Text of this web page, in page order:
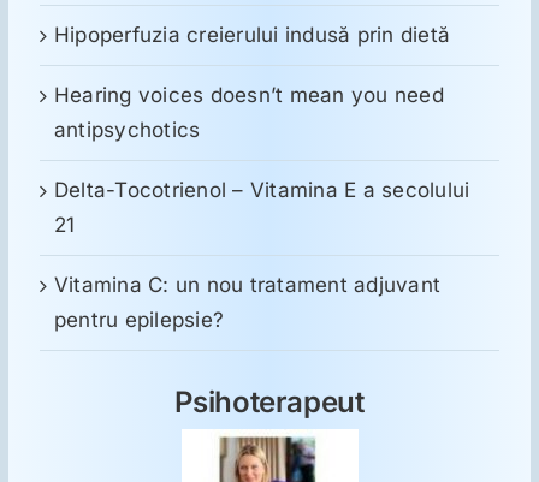
Hipoperfuzia creierului indusă prin dietă
Hearing voices doesn’t mean you need
antipsychotics
Delta-Tocotrienol – Vitamina E a secolului
21
Vitamina C: un nou tratament adjuvant
pentru epilepsie?
Psihoterapeut